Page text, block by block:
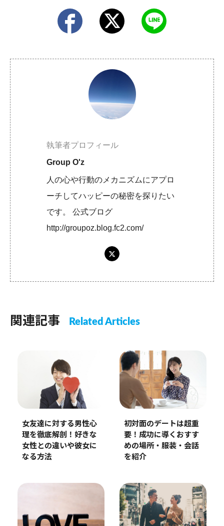
執筆者プロフィール
Group O'z
人の心や行動のメカニズムにアプロ
ーチしてハッピーの秘密を探りたい
です。 公式ブログ
http://groupoz.blog.fc2.com/
関連記事 Related Articles
女友達に対する男性心
理を徹底解剖！好きな
女性との違いや彼女に
なる方法
初対面のデートは超重
要！成功に導くおすす
めの場所・服装・会話
を紹介